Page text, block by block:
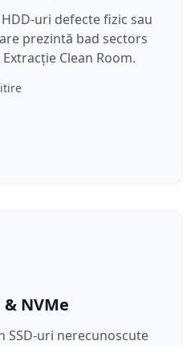
uri defecte fizic sau
prezintă bad sectors
Clean Room.
& NVMe
SSD-uri nerecunoscute